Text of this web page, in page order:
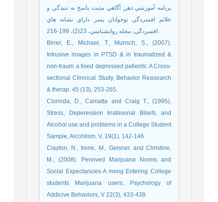
برنامه آموزشي ذهن آگاهي مثبت پاسخ به تنيدگي و
علائم افسردگي نوجوانان پسر داراي نشانه هاي
افسردگي، مجله روانشناسي، 23(2)، 199-216.
Birrer, E., Michael, T., Munsch, S., (2007).
Intrusive images in PTSD & in traumatized &
non-traum a tised depressed patients: A Cross-
sectional Clinnical Study, Behavior Reasearch
& therap. 45 (13), 253-265.
Clorinda, D., Camatta and Craig T., (1995).
Stress, Deperession Irratiioonal Biliefs, and
Alcohol use and problems in a College Student
Sample, Alcohlism, V, 19(1), 142-146.
Clayton, N., Irene, M., Geisner, and Christine,
M., (2008). Pereived Marijuana Norms and
Social Expectancies A mong Entering College
students Marijuana users, Psychology of
Addicive Behaviors, V 22(3), 433-438.